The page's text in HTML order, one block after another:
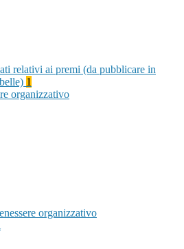
relativi ai premi (da pubblicare in
1
organizzativo
organizzativo